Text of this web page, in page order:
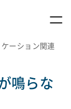
ーション関連
鳴らな